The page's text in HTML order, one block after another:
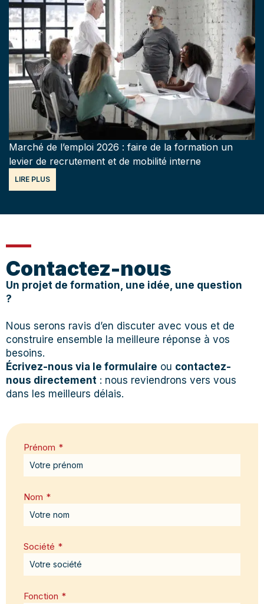
Marché de l’emploi 2026 : faire de la formation un
levier de recrutement et de mobilité interne
LIRE PLUS
Contactez-nous
Un projet de formation, une idée, une question
?
Nous serons ravis d’en discuter avec vous et de
construire ensemble la meilleure réponse à vos
besoins.
Écrivez-nous via le formulaire ou contactez-
nous directement : nous reviendrons vers vous
dans les meilleurs délais.
Prénom *
Nom *
Société *
Fonction *